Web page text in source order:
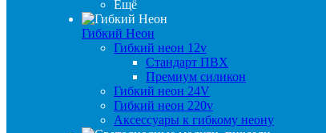
Ещё
Гибкий Неон
Гибкий неон 12v
Стандарт ПВХ
Премиум силикон
Гибкий неон 24V
Гибкий неон 220v
Аксессуары к гибкому неону